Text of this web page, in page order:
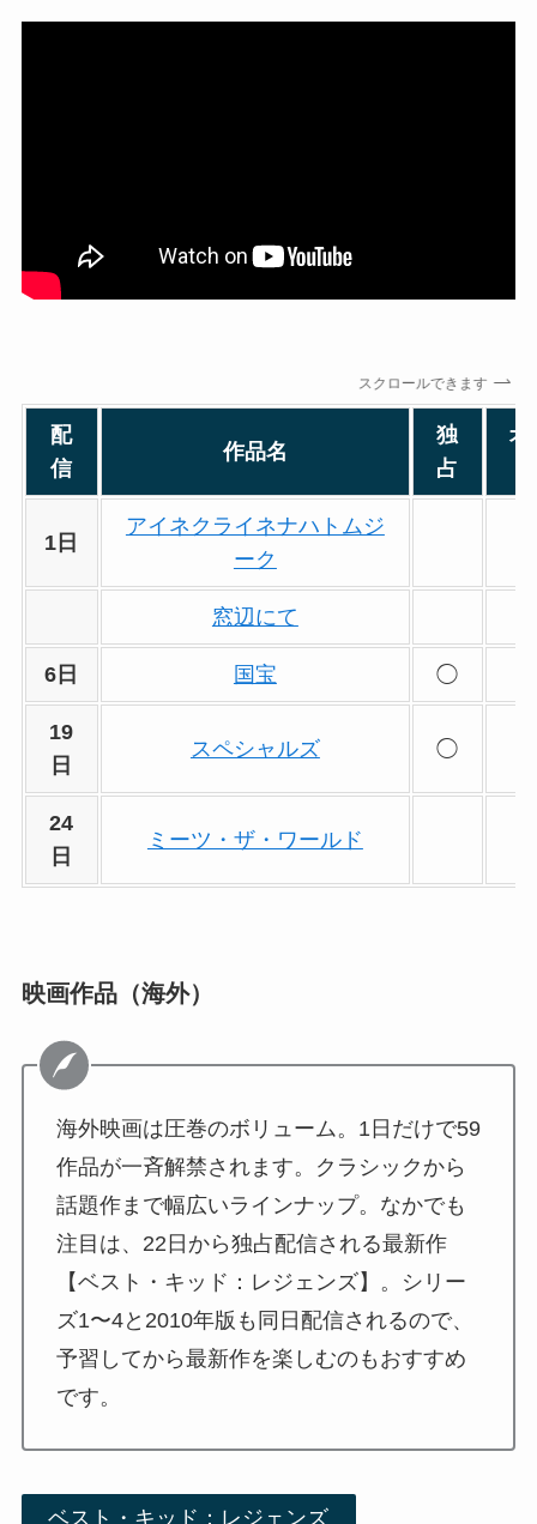
スクロールできます
配
信
作品名
独
占
オ
1日
アイネクライネナハトムジ
ーク
窓辺にて
6日 国宝 ◯
19
日
スペシャルズ ◯
24
日
ミーツ・ザ・ワールド
映画作品（海外）
海外映画は圧巻のボリューム。1日だけで59
作品が一斉解禁されます。クラシックから
話題作まで幅広いラインナップ。なかでも
注目は、22日から独占配信される最新作
【ベスト・キッド：レジェンズ】。シリー
ズ1〜4と2010年版も同日配信されるので、
予習してから最新作を楽しむのもおすすめ
です。
ベスト・キッド：レジェンズ